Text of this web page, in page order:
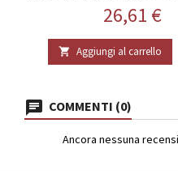
Prezzo
26,61 €
 Aggiungi al carrello
COMMENTI (0)
Ancora nessuna